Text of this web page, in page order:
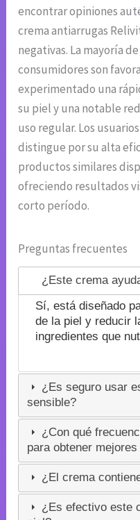
encontrar opiniones
crema antiarrugas
negativas. La mayoría
consumidores son
experimentado una
su piel y una notable
uso regular. Los
distingue por su alta
productos similares
ofreciendo resultados
corto período.
Preguntas frecuentes
¿Este crema
Sí, está diseñado
de la piel y reducir
ingredientes que
¿Es seguro usar
sensible?
¿Con qué
para obtener
¿El crema
¿Es efectivo este